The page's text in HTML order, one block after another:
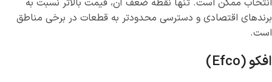
برندهای اقتصادی و دسترسی محدودتر به قطعات در برخی مناطق
است.
افکو (Efco)